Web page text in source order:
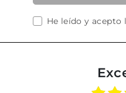
He leído y acepto